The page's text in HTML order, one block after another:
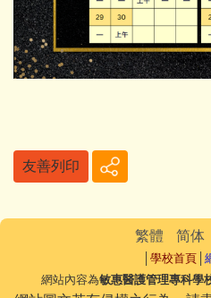
友善列印
繁體 简体
學校首頁│
網站內容為敏惠醫護管理專科學